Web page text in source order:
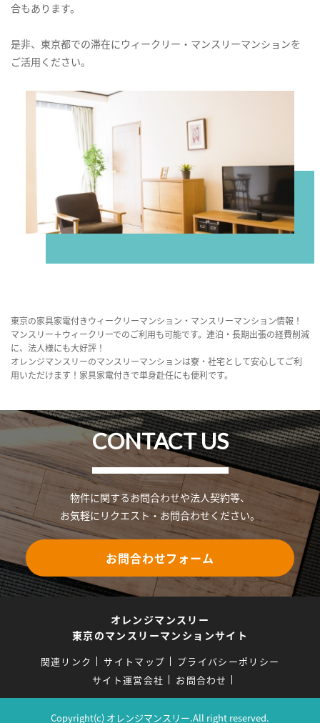
合もあります。
是非、東京都での滞在にウィークリー・マンスリーマンションを
ご活用ください。
東京の家具家電付きウィークリーマンション・マンスリーマンション情報！
マンスリー＋ウィークリーでのご利用も可能です。連泊・長期出張の経費削減
に、法人様にも大好評！
オレンジマンスリーのマンスリーマンションは寮・社宅として安心してご利
用いただけます！家具家電付きで単身赴任にも便利です。
CONTACT US
物件に関するお問合わせや法人契約等、
お気軽にリクエスト・お問合わせください。
お問合わせフォーム
オレンジマンスリー
東京のマンスリーマンションサイト
関連リンク サイトマップ
プライバシーポリシー
サイト運営会社
お問合わせ
Copyright(c) オレンジマンスリー.All right reserved.